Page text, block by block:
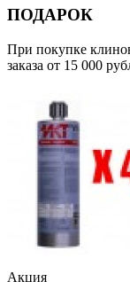
ПОДАРОК
При покупке
заказа от 15 000
Акция